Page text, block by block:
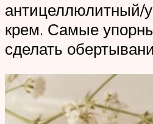
антицеллюлитный/
крем. Самые
сделать